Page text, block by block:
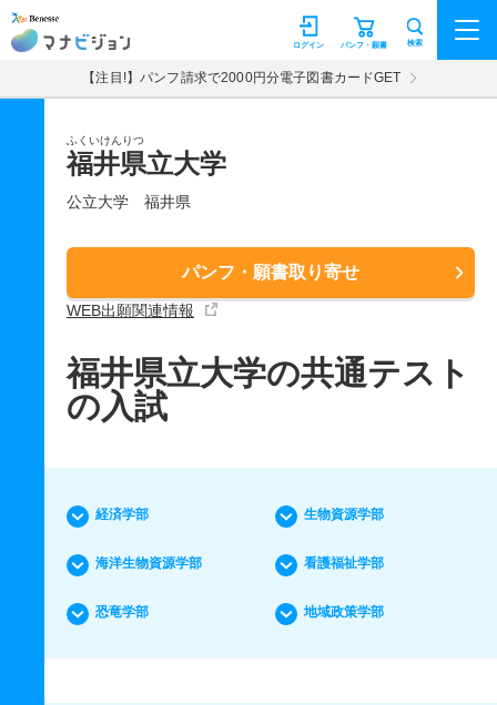
マナビジョン パンフ・願書
ログイン 検索
【注目!】パンフ請求で2000円分電子図書カードGET
ふくいけんりつ
福井県立大学
公立大学 福井県
パンフ・願書取り寄せ
WEB出願関連情報
福井県立大学の共通テスト
の入試
経済学部 生物資源学部
海洋生物資源学部 看護福祉学部
恐竜学部 地域政策学部